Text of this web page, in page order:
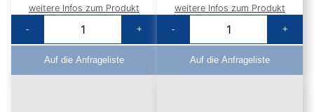
weitere Infos zum Produkt
-
+
Auf die Anfrageliste
weitere Infos zum Produkt
-
+
Auf die Anfrageliste